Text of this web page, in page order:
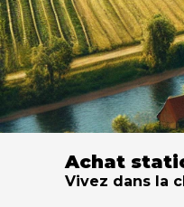
Achat
Vivez dans la